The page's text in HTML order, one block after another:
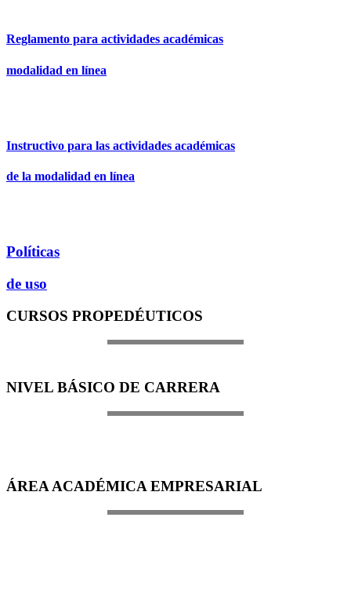
Reglamento para actividades académicas
modalidad en lí­nea
Instructivo para las actividades académicas
de la modalidad en lí­nea
Políticas
de uso
CURSOS PROPEDÉUTICOS
NIVEL BÁSICO DE CARRERA
ÁREA ACADÉMICA EMPRESARIAL